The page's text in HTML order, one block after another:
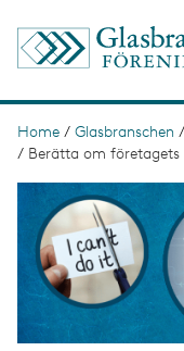
B
r
Home / Glasbranschen /
/ Berätta om företagets
a